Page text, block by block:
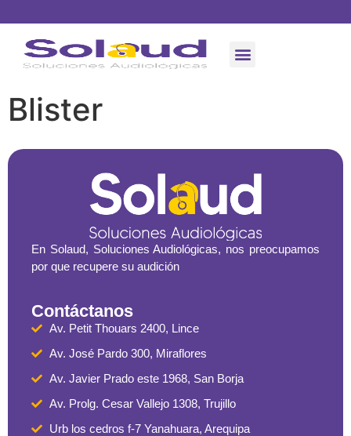
Blister
En Solaud, Soluciones Audiológicas, nos preocupamos
por que recupere su audición
Contáctanos
Av. Petit Thouars 2400, Lince
Av. José Pardo 300, Miraflores
Av. Javier Prado este 1968, San Borja
Av. Prolg. Cesar Vallejo 1308, Trujillo
Urb los cedros f-7 Yanahuara, Arequipa